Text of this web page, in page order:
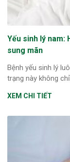
Yếu sinh lý nam:
sung mãn
Bệnh yếu sinh lý
trạng này không
XEM CHI TIẾT